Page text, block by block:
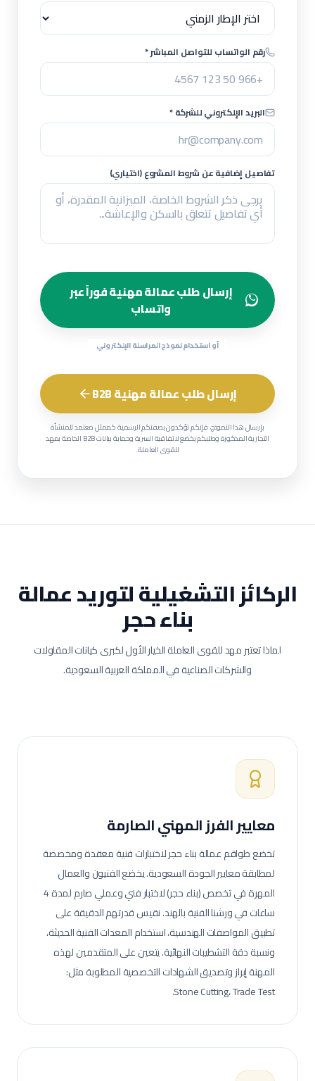
رقم الواتساب للتواصل المباشر *
البريد الإلكتروني للشركة *
تفاصيل إضافية عن شروط المشروع (اختياري)
إرسال طلب عمالة مهنية فوراً عبر
واتساب
أو استخدام نموذج المراسلة الإلكتروني
إرسال طلب عمالة مهنية B2B
بإرسال هذا النموذج، فإنكم تؤكدون بصفتكم الرسمية كممثل معتمد للمنشأة
التجارية المذكورة وطلبكم يخضع لاتفاقية السرية وحماية بيانات B2B الخاصة بمهد
للقوى العاملة.
الركائز التشغيلية لتوريد عمالة
بناء حجر
لماذا تعتبر مهد للقوى العاملة الخيار الأول لكبرى كيانات المقاولات
والشركات الصناعية في المملكة العربية السعودية.
معايير الفرز المهني الصارمة
تخضع طواقم عمالةبناء حجرلاختبارات فنية معقدة ومخصصة
لمطابقة معايير الجودة السعودية.يخضع الفنيون والعمال
المهرة في تخصص (بناء حجر) لاختبار فني وعملي صارم لمدة 4
ساعات في ورشنا الفنية بالهند. نقيس قدرتهم الدقيقة على
تطبيق المواصفات الهندسية، استخدام المعدات الفنية الحديثة،
ونسبة دقة التشطيبات النهائية.يتعين على المتقدمين لهذه
المهنة إبراز وتصديق الشهادات التخصصية المطلوبة مثل:
Stone Cutting، Trade Test.